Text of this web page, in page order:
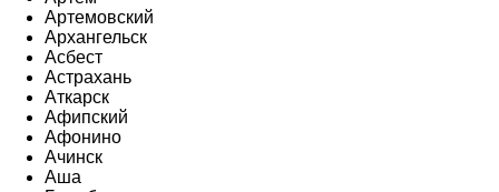
Артемовский
Архангельск
Асбест
Астрахань
Аткарск
Афипский
Афонино
Ачинск
Аша